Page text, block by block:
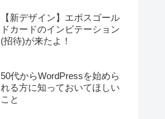
【新デザイン】エポスゴール
ドカードのインビテーション
(招待)が来たよ！
50代からWordPressを始めら
れる方に知っておいてほしい
こと